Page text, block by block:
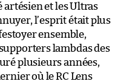
artésien et les Ultras
l’esprit était plus
ensemble,
lambdas des
plusieurs années,
où le RC Lens